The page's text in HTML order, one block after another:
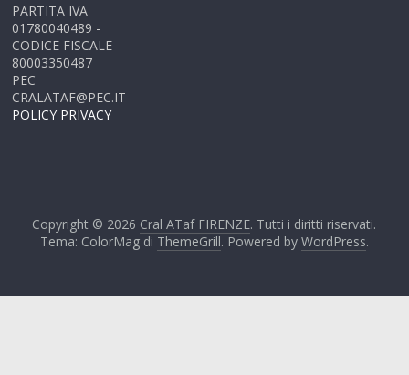
PARTITA IVA
01780040489 -
CODICE FISCALE
80003350487
PEC
CRALATAF@PEC.IT
POLICY PRIVACY
Copyright © 2026 Cral ATaf FIRENZE. Tutti i diritti riservati.
Tema: ColorMag di ThemeGrill. Powered by WordPress.